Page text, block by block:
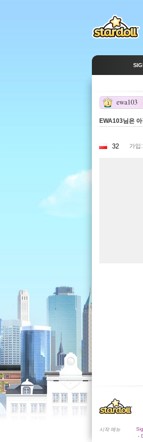
ewa103
1
EWA103님은
32 가입:
시작 메뉴
•